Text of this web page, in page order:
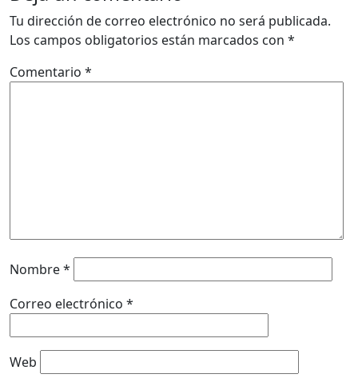
Tu dirección de correo electrónico no será publicada.
Los campos obligatorios están marcados con *
Comentario *
Nombre*
Correo electrónico *
Web